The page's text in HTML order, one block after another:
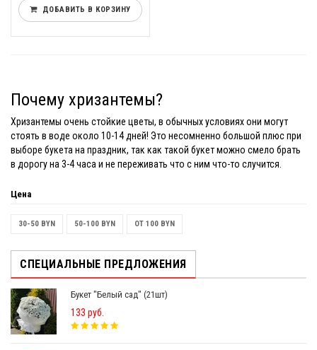
ДОБАВИТЬ В КОРЗИНУ
Почему хризантемы?
Хризантемы очень стойкие цветы, в обычных условиях они могут
стоять в воде около 10-14 дней! Это несомненно большой плюс при
выборе букета на праздник, так как такой букет можно смело брать
в дорогу на 3-4 часа и не переживать что с ним что-то случится.
Цена
30-50 BYN 50-100 BYN ОТ 100 BYN
СПЕЦИАЛЬНЫЕ ПРЕДЛОЖЕНИЯ
Букет "Белый сад" (21шт)
133 руб.